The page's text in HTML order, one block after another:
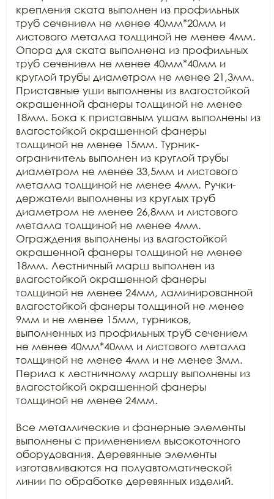
крепления ската выполнен из профильных
труб сечением не менее 40мм*20мм и
листового металла толщиной не менее 4мм.
Опора для ската выполнена из профильных
труб сечением не менее 40мм*40мм и
круглой трубы диаметром не менее 21,3мм.
Приставные уши выполнены из влагостойкой
окрашенной фанеры толщиной не менее
18мм. Бока к приставным ушам выполнены из
влагостойкой окрашенной фанеры
толщиной не менее 15мм. Турник-
ограничитель выполнен из круглой трубы
диаметром не менее 33,5мм и листового
металла толщиной не менее 4мм. Ручки-
держатели выполнены из круглых труб
диаметром не менее 26,8мм и листового
металла толщиной не менее 4мм.
Ограждения выполнены из влагостойкой
окрашенной фанеры толщиной не менее
18мм. Лестничный марш выполнен из
влагостойкой окрашенной фанеры
толщиной не менее 24мм, ламинированной
влагостойкой фанеры толщиной не менее
9мм и не менее 15мм, турников,
выполненных из профильных труб сечением
не менее 40мм*40мм и листового металла
толщиной не менее 4мм и не менее 3мм.
Перила к лестничному маршу выполнены из
влагостойкой окрашенной фанеры
толщиной не менее 24мм.
Все металлические и фанерные элементы
выполнены с применением высокоточного
оборудования. Деревянные элементы
изготавливаются на полуавтоматической
линии по обработке деревянных изделий.